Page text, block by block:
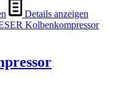
Details anzeigen